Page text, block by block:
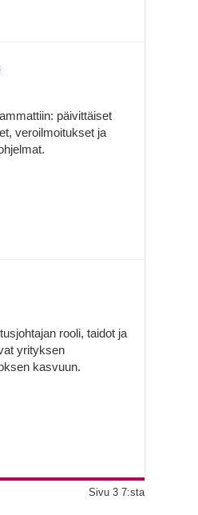
päivittäiset
veroilmoitukset ja
rooli, taidot ja
yrityksen
kasvuun.
Sivu 3 7:sta